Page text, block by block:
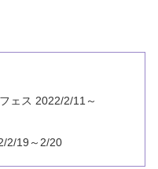
ェス 2022/2/11～
2/19～2/20